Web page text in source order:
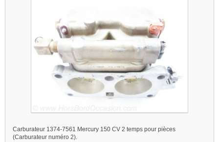
Carburateur 1374-7561 Mercury 150 CV 2 temps pour pièces
(Carburateur numéro 2).